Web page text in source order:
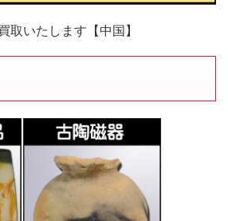
取いたします【中国】